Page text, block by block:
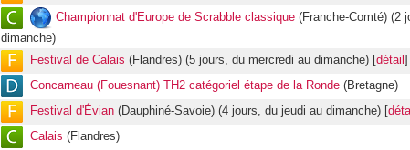
Championnat d'Europe de Scrabble classique (Franche-Comté) (2
dimanche)
Festival de Calais (Flandres) (5 jours, du mercredi au dimanche) [ détail
Concarneau (Fouesnant) TH2 catégoriel étape de la Ronde (Bretagne)
Festival d'Évian (Dauphiné-Savoie) (4 jours, du jeudi au dimanche) [
Calais (Flandres)